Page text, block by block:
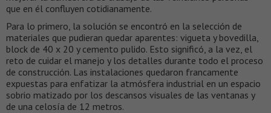
que en él confluyen cotidianamente.
Para lo primero, la solución se encontró en la selección de
materiales que pudieran quedar aparentes: vigueta y bovedilla,
block de 40 x 20 y cemento pulido. Esto significó, a la vez, el
reto de cuidar el manejo y los detalles durante todo el proceso
de construcción. Las instalaciones quedaron francamente
expuestas para enfatizar la atmósfera industrial en un espacio
sobrio matizado por los descansos visuales de las ventanas y
de una celosía de 12 metros.